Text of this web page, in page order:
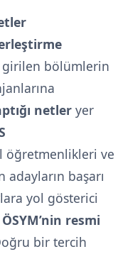
bölümlerin
netler yer
öğretmenlikleri ve
başarı
yol gösterici
ÖSYM’nin resmi
bir tercih